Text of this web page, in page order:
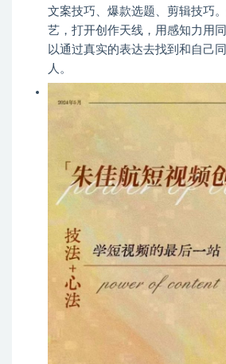
文案技巧、爆款选题、剪辑技巧
艺，打开创作天线，用感知力用
以通过真实的表达去找到和自己
人。